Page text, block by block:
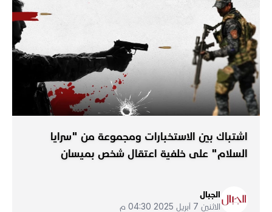
اشتباك بين الاستخبارات ومجموعة من "سرايا
السلام" على خلفية اعتقال شخص بميسان
الجبال
الاثنين 7 أبريل 2025 04:30 م